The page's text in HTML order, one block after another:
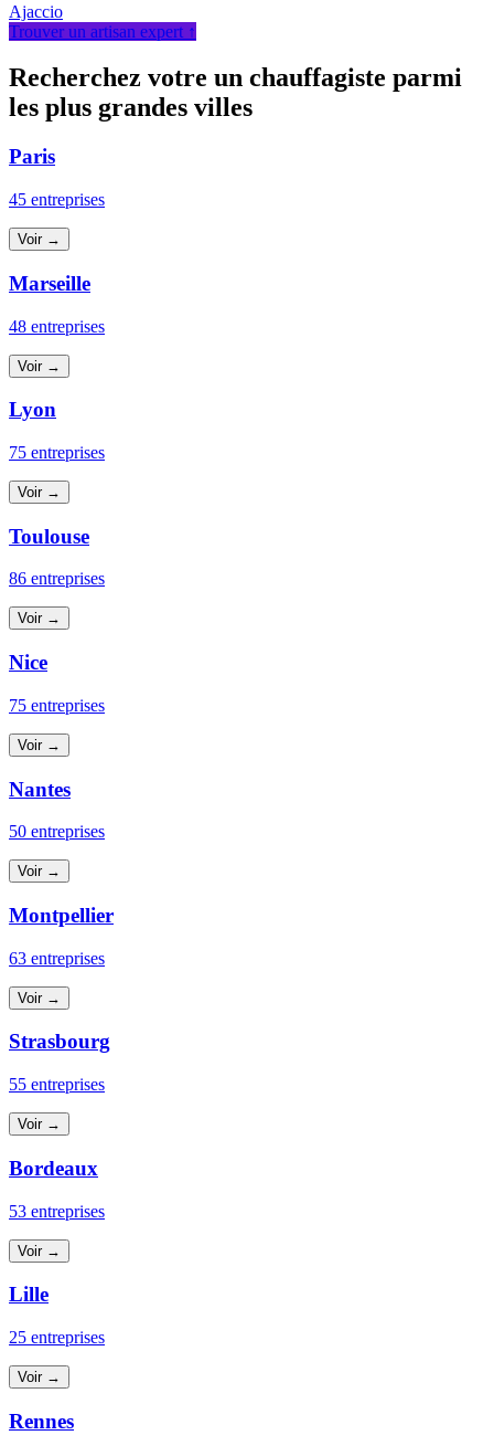
Ajaccio
Trouver un artisan expert ↑
Recherchez votre un chauffagiste parmi
les plus grandes villes
Paris
45 entreprises
Voir →
Marseille
48 entreprises
Voir →
Lyon
75 entreprises
Voir →
Toulouse
86 entreprises
Voir →
Nice
75 entreprises
Voir →
Nantes
50 entreprises
Voir →
Montpellier
63 entreprises
Voir →
Strasbourg
55 entreprises
Voir →
Bordeaux
53 entreprises
Voir →
Lille
25 entreprises
Voir →
Rennes